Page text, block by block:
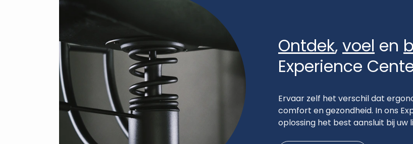
Ontdek, voel en
Experience
Ervaar zelf het verschil dat
comfort en gezondheid. In ons
oplossing het best aansluit bij uw